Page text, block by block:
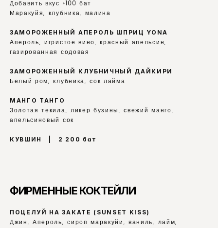
Добавить вкус +100 бат
Маракуйя, клубника, малина
ЗАМОРОЖЕННЫЙ АПЕРОЛЬ ШПРИЦ YONA
Апероль, игристое вино, красный апельсин,
газированная содовая
ЗАМОРОЖЕННЫЙ КЛУБНИЧНЫЙ ДАЙКИРИ
Белый ром, клубника, сок лайма
МАНГО ТАНГО
Золотая текила, ликер бузины, свежий манго,
апельсиновый сок
КУВШИН   |   2 200 бат
ФИРМЕННЫЕ КОКТЕЙЛИ
ПОЦЕЛУЙ НА ЗАКАТЕ (SUNSET KISS)
Джин, Апероль, сироп маракуйи, ваниль, лайм,